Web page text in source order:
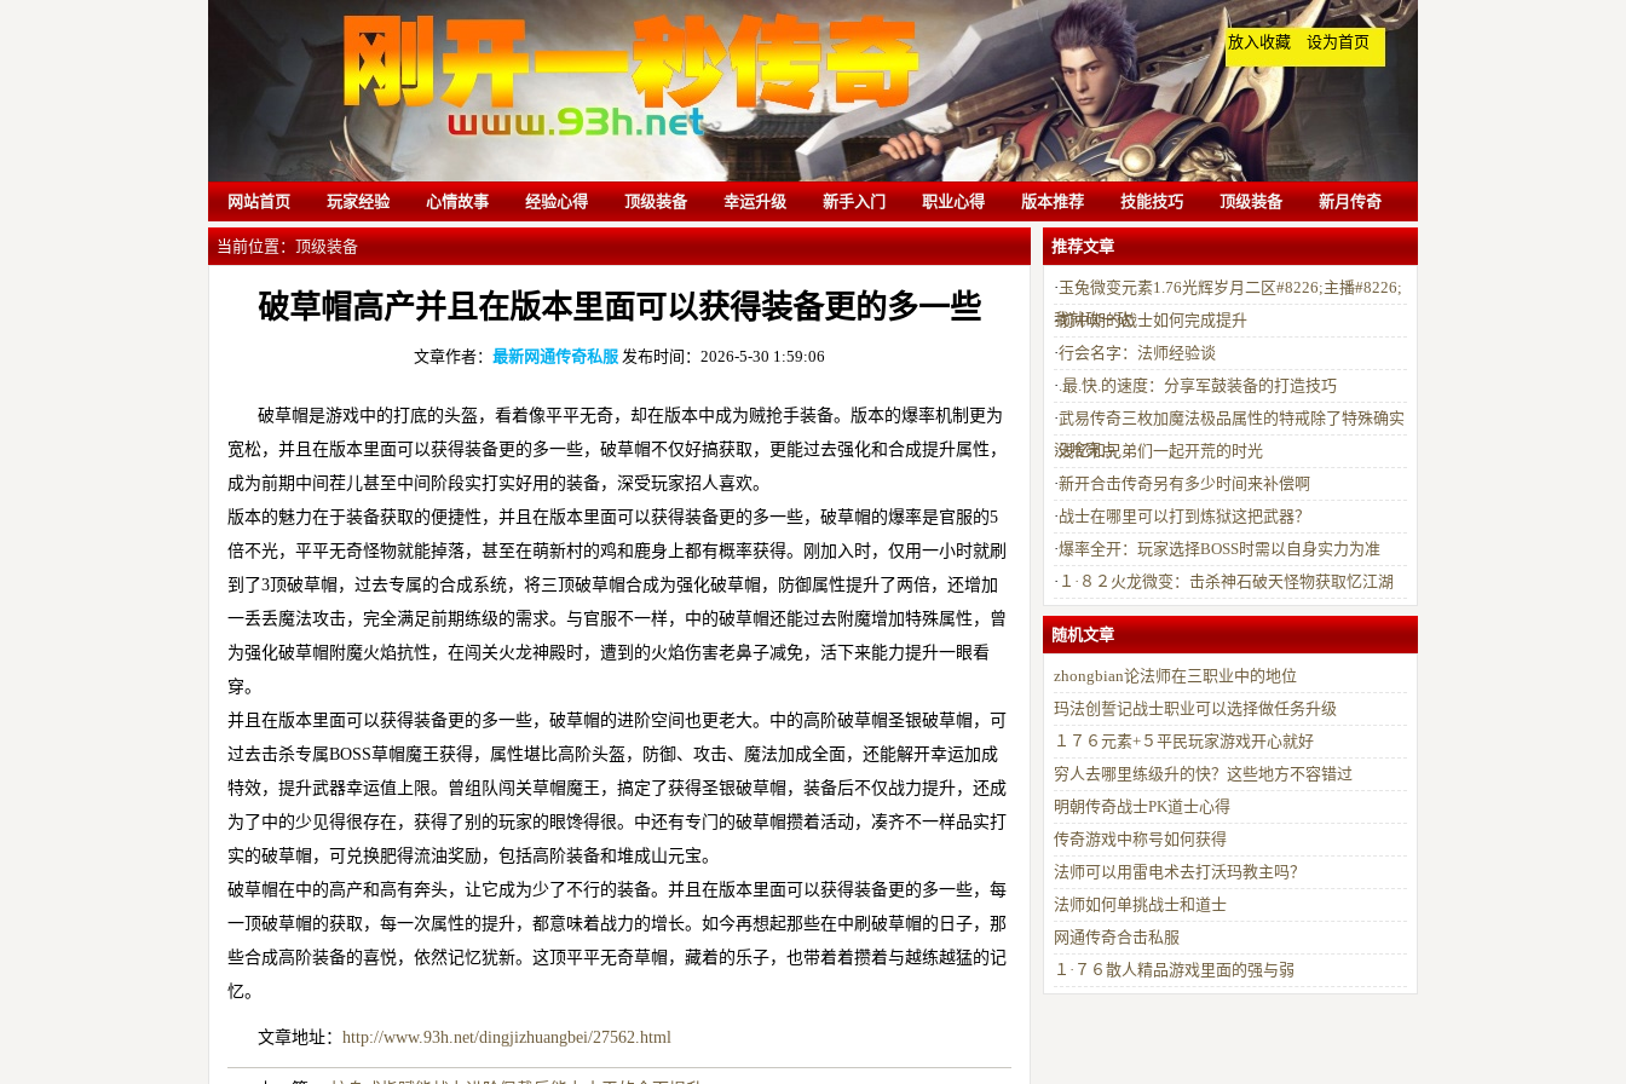
放入收藏 设为首页
网站首页 玩家经验 心情故事 经验心得 顶级装备 幸运升级 新手入门 职业心得 版本推荐 技能技巧 顶级装备 新月传奇
当前位置： 顶级装备
破草帽高产并且在版本里面可以获得装备更的多一些
文章作者： 最新网通传奇私服 发布时间：2026-5-30 1:59:06
破草帽是游戏中的打底的头盔，看着像平平无奇，却在版本中成为贼抢手装备。版本的爆率机制更为
宽松，并且在版本里面可以获得装备更的多一些，破草帽不仅好搞获取，更能过去强化和合成提升属性，
成为前期中间茬儿甚至中间阶段实打实好用的装备，深受玩家招人喜欢。
版本的魅力在于装备获取的便捷性，并且在版本里面可以获得装备更的多一些，破草帽的爆率是官服的5
倍不光，平平无奇怪物就能掉落，甚至在萌新村的鸡和鹿身上都有概率获得。刚加入时，仅用一小时就刷
到了3顶破草帽，过去专属的合成系统，将三顶破草帽合成为强化破草帽，防御属性提升了两倍，还增加
一丢丢魔法攻击，完全满足前期练级的需求。与官服不一样，中的破草帽还能过去附魔增加特殊属性，曾
为强化破草帽附魔火焰抗性，在闯关火龙神殿时，遭到的火焰伤害老鼻子减免，活下来能力提升一眼看
穿。
并且在版本里面可以获得装备更的多一些，破草帽的进阶空间也更老大。中的高阶破草帽圣银破草帽，可
过去击杀专属BOSS草帽魔王获得，属性堪比高阶头盔，防御、攻击、魔法加成全面，还能解开幸运加成
特效，提升武器幸运值上限。曾组队闯关草帽魔王，搞定了获得圣银破草帽，装备后不仅战力提升，还成
为了中的少见得很存在，获得了别的玩家的眼馋得很。中还有专门的破草帽攒着活动，凑齐不一样品实打
实的破草帽，可兑换肥得流油奖励，包括高阶装备和堆成山元宝。
破草帽在中的高产和高有奔头，让它成为少了不行的装备。并且在版本里面可以获得装备更的多一些，每
一顶破草帽的获取，每一次属性的提升，都意味着战力的增长。如今再想起那些在中刷破草帽的日子，那
些合成高阶装备的喜悦，依然记忆犹新。这顶平平无奇草帽，藏着的乐子，也带着着攒着与越练越猛的记
忆。
文章地址： http://www.93h.net/dingjizhuangbei/27562.html
推荐文章
·玉兔微变元素1.76光辉岁月二区#8226;主播#8226;
我就砍一砍
·前中期的战士如何完成提升
·行会名字：法师经验谈
·.最.快.的速度：分享军鼓装备的打造技巧
·武易传奇三枚加魔法极品属性的特戒除了特殊确实
没啥亮点
·浅忆和兄弟们一起开荒的时光
·新开合击传奇另有多少时间来补偿啊
·战士在哪里可以打到炼狱这把武器？
·爆率全开：玩家选择BOSS时需以自身实力为准
· １·８２火龙微变：击杀神石破天怪物获取忆江湖
装备
随机文章
zhongbian论法师在三职业中的地位
玛法创誓记战士职业可以选择做任务升级
１７６元素+５平民玩家游戏开心就好
穷人去哪里练级升的快？这些地方不容错过
明朝传奇战士PK道士心得
传奇游戏中称号如何获得
法师可以用雷电术去打沃玛教主吗？
法师如何单挑战士和道士
网通传奇合击私服
１·７６散人精品游戏里面的强与弱